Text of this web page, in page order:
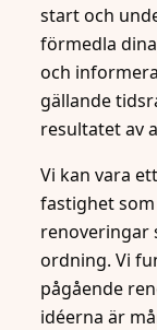
start och
förmedla
och
gällande
resultatet av
Vi kan vara
fastighet
renoveringar
ordning. Vi
pågående
idéerna är